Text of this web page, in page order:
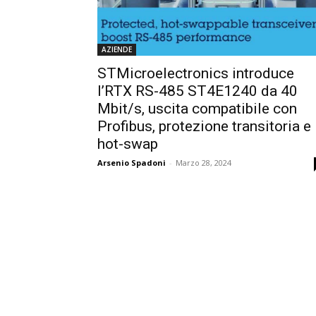
AZIENDE
STMicroelectronics introduce
l’RTX RS-485 ST4E1240 da 40
Mbit/s, uscita compatibile con
Profibus, protezione transitoria e
hot-swap
Arsenio Spadoni - Marzo 28, 2024